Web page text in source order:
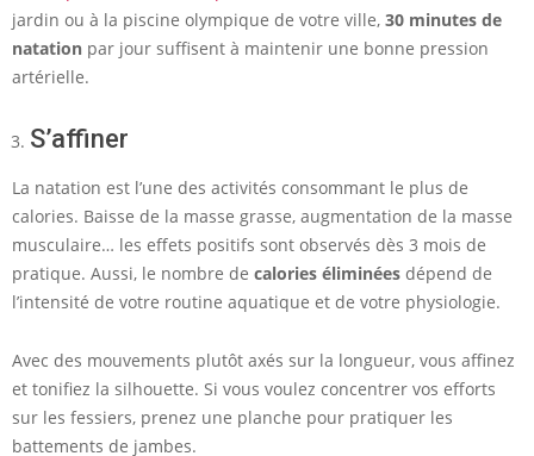
jardin ou à la piscine olympique de votre ville, 30 minutes de
natation par jour suffisent à maintenir une bonne pression
artérielle.
S’affiner
La natation est l’une des activités consommant le plus de
calories. Baisse de la masse grasse, augmentation de la masse
musculaire… les effets positifs sont observés dès 3 mois de
pratique. Aussi, le nombre de calories éliminées dépend de
l’intensité de votre routine aquatique et de votre physiologie.
Avec des mouvements plutôt axés sur la longueur, vous affinez
et tonifiez la silhouette. Si vous voulez concentrer vos efforts
sur les fessiers, prenez une planche pour pratiquer les
battements de jambes.